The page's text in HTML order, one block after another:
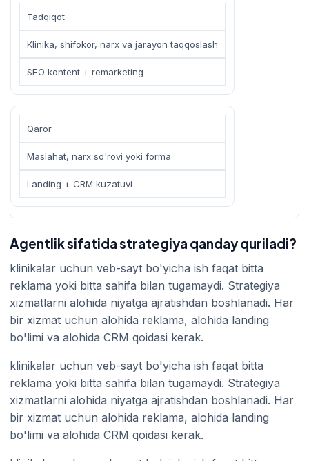
Tadqiqot
Klinika, shifokor, narx va jarayon taqqoslash
SEO kontent + remarketing
Qaror
Maslahat, narx so'rovi yoki forma
Landing + CRM kuzatuvi
Agentlik sifatida strategiya qanday quriladi?
klinikalar uchun veb-sayt bo'yicha ish faqat bitta
reklama yoki bitta sahifa bilan tugamaydi. Strategiya
xizmatlarni alohida niyatga ajratishdan boshlanadi. Har
bir xizmat uchun alohida reklama, alohida landing
bo'limi va alohida CRM qoidasi kerak.
klinikalar uchun veb-sayt bo'yicha ish faqat bitta
reklama yoki bitta sahifa bilan tugamaydi. Strategiya
xizmatlarni alohida niyatga ajratishdan boshlanadi. Har
bir xizmat uchun alohida reklama, alohida landing
bo'limi va alohida CRM qoidasi kerak.